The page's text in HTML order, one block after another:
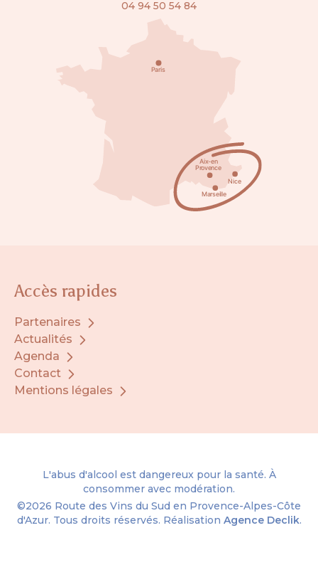
04 94 50 54 84
Accès rapides
Partenaires
Actualités
Agenda
Contact
Mentions légales
L'abus d'alcool est dangereux pour la santé. À
consommer avec modération.
©2026 Route des Vins du Sud en Provence-Alpes-Côte
d'Azur. Tous droits réservés. Réalisation Agence Declik.